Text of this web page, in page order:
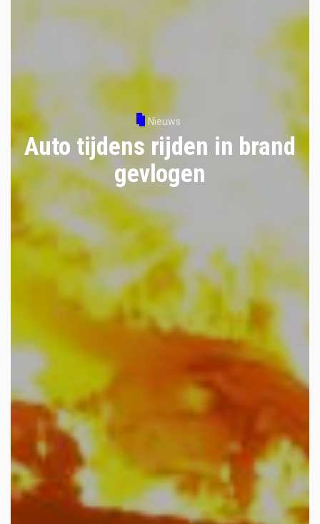
Nieuws
Auto tijdens rijden in brand
gevlogen